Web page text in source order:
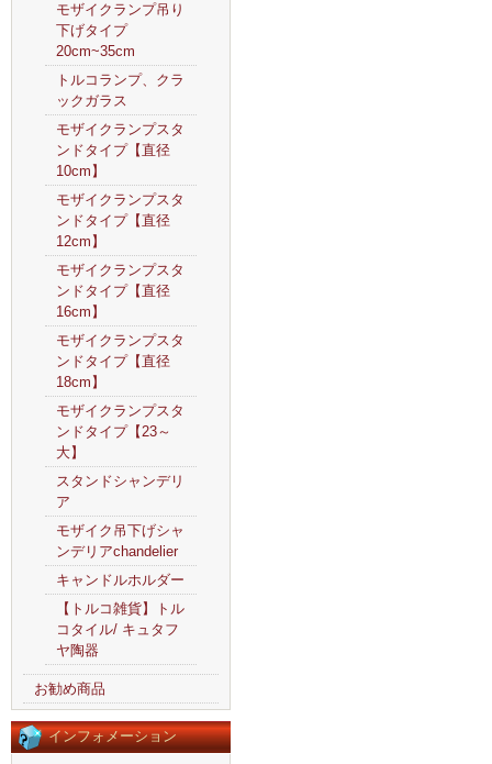
モザイクランプ吊り
下げタイプ
20cm~35cm
トルコランプ、クラ
ックガラス
モザイクランプスタ
ンドタイプ【直径
10cm】
モザイクランプスタ
ンドタイプ【直径
12cm】
モザイクランプスタ
ンドタイプ【直径
16cm】
モザイクランプスタ
ンドタイプ【直径
18cm】
モザイクランプスタ
ンドタイプ【23～
大】
スタンドシャンデリ
ア
モザイク吊下げシャ
ンデリアchandelier
キャンドルホルダー
【トルコ雑貨】トル
コタイル/ キュタフ
ヤ陶器
お勧め商品
インフォメーション